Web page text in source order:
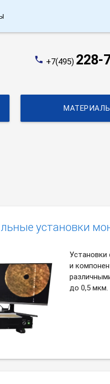
phone +7(495) 228-
установки
Установки
и
до 0,5 мкм.